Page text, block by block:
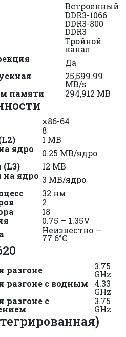
Встроенный
DDR3-1066
DDR3-800
DDR3
Тройной
канал
Да
25,599.99
MB/s
памяти
294,912 MB
x86-64
8
1 MB
ядро
0.25 MB/ядро
(L3)
12 MB
на ядро 3 MB/ядро
32 нм
2
18
0.75 — 1.35V
Неизвестно —
77.6°C
разгоне 3.75
GHz
разгоне с водным
4.33
GHz
разгоне с
3.75
GHz